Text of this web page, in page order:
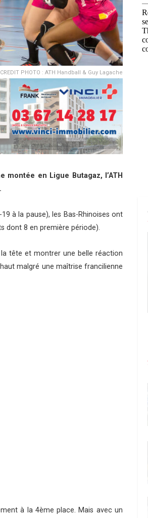
CREDIT PHOTO : ATH Handball & Guy Lagache
en Ligue Butagaz, l’ATH
à la pause), les Bas-Rhinoises ont
dont 8 en première période).
tête et montrer une belle réaction
malgré une maîtrise francilienne
à la 4ème place. Mais avec un